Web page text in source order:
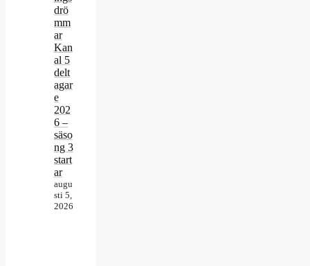
drö
mm
ar
Kan
al 5
delt
agar
e
202
6 –
säso
ng 3
start
ar
augu
sti 5,
2026